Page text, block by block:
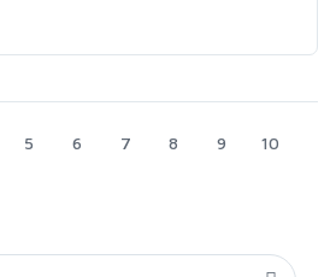
5 6 7 8 9 10